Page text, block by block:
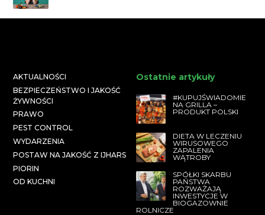
AKTUALNOŚCI
BEZPIECZEŃSTWO I JAKOŚĆ
ŻYWNOŚCI
PRAWO
PEST CONTROL
WYDARZENIA
POSTAW NA JAKOŚĆ Z IJHARS
PIORIN
OD KUCHNI
Ostatnie artykuły
#KUPUJŚWIADOMIE
NA GRILLA –
PRODUKT POLSKI
DIETA W LECZENIU
WIRUSOWEGO
ZAPALENIA
WĄTROBY
SPÓŁKI SKARBU
PAŃSTWA
ROZWAŻAJĄ
INWESTYCJE W
BIOGAZOWNIE
ROLNICZE